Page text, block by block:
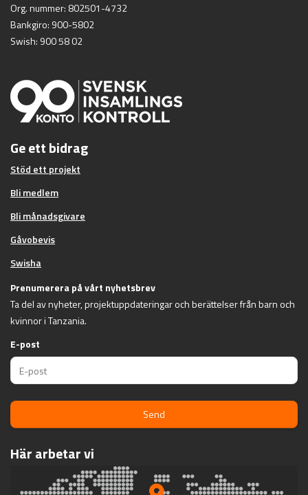
Org. nummer: 802501-4732
Bankgiro: 900-5802
Swish: 900 58 02
Ge ett bidrag
Stöd ett projekt
Bli medlem
Bli månadsgivare
Gåvobevis
Swisha
Prenumerera på vårt nyhetsbrev
Ta del av nyheter, projektuppdateringar och berättelser från barn och
kvinnor i Tanzania.
E-post
Send
Här arbetar vi